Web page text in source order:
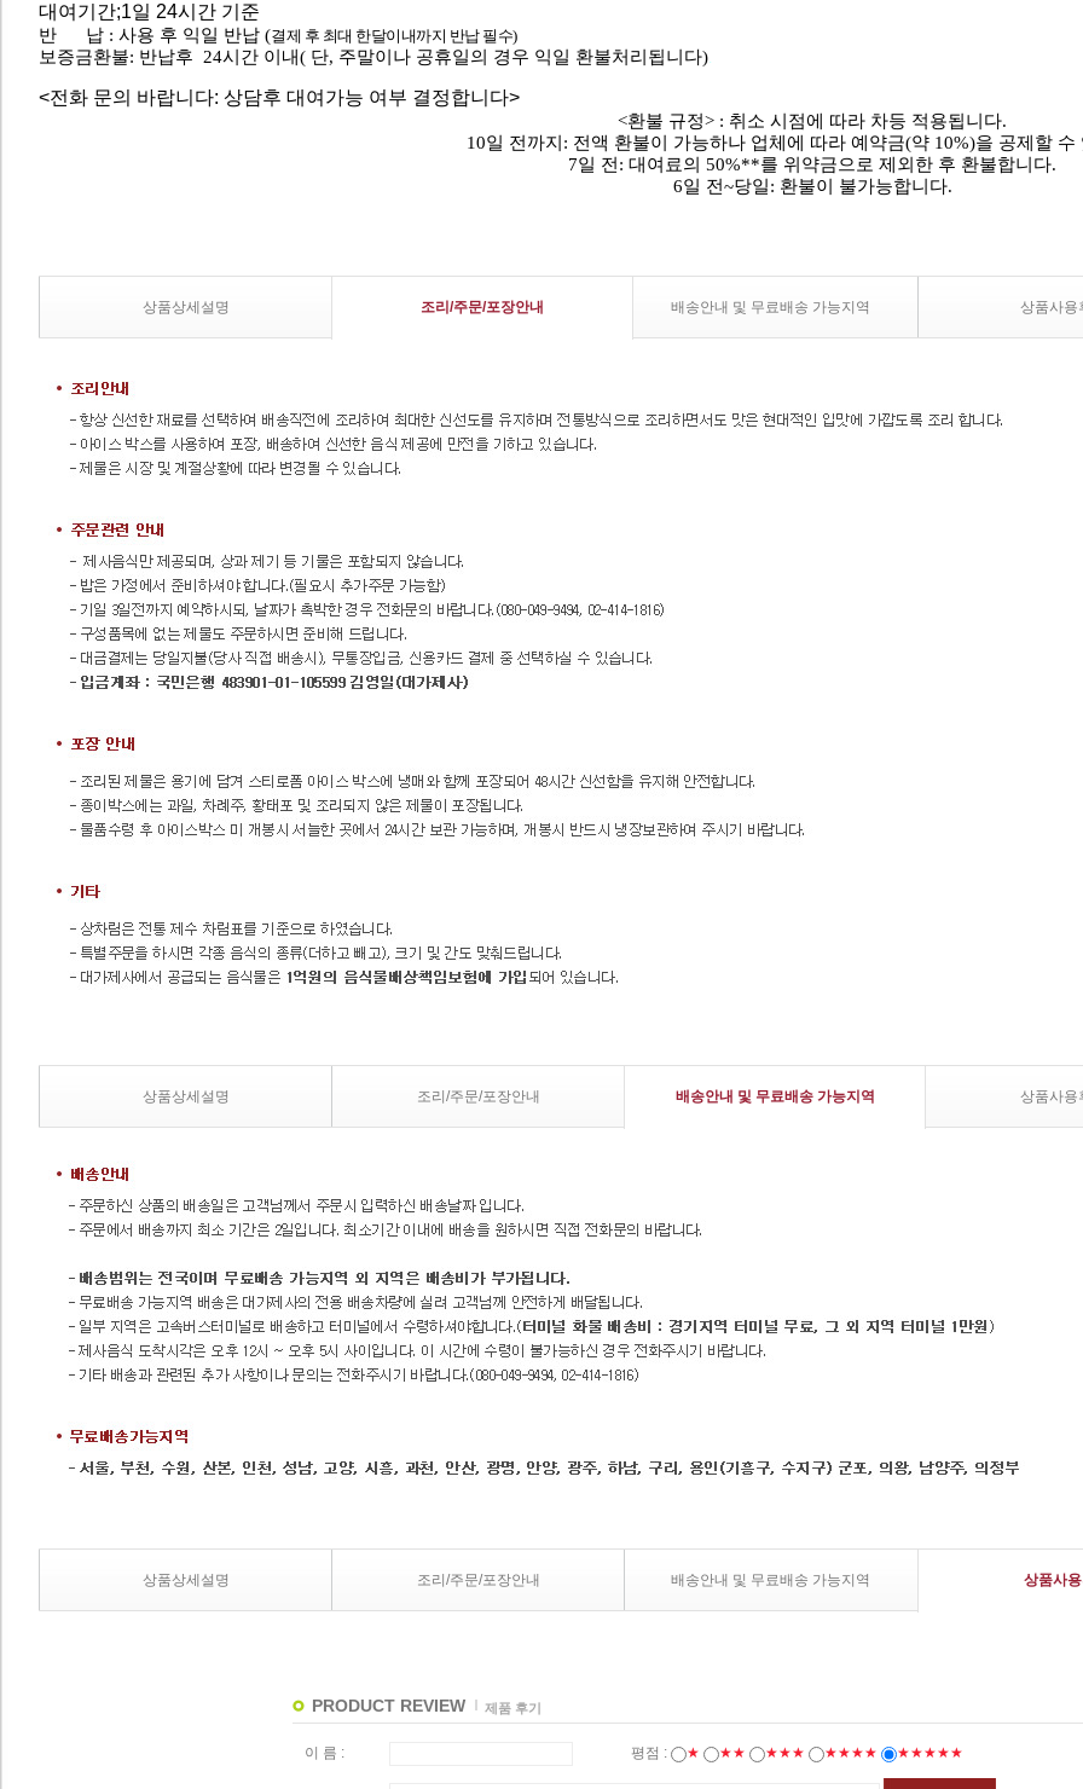
대여기간;1일 24시간 기준
반 납 : 사용 후 익일 반납 (결제 후 최대 한달이내까지 반납 필수)
보증금환불: 반납후 24시간 이내( 단, 주말이나 공휴일의 경우 익일 환불처리됩니다).
<전화 문의 바랍니다: 상담후 대여가능 여부 결정합니다>
<환불 규정> : 취소 시점에 따라 차등 적용됩니다.
10일 전까지: 전액 환불이 가능하나 업체에 따라 예약금(약 10%)을 공제할 수
7일 전: 대여료의 50%**를 위약금으로 제외한 후 환불합니다.
6일 전~당일: 환불이 불가능합니다.
상품상세설명 조리/주문/포장안내 배송안내 및 무료배송 가능지역 상품사용
상품상세설명 조리/주문/포장안내 배송안내 및 무료배송 가능지역 상품사용
상품상세설명 조리/주문/포장안내 배송안내 및 무료배송 가능지역 상품사
PRODUCT REVIEW 제품 후기
이 름 : 평점 : ★ ★★ ★★★ ★★★★ ★★★★★